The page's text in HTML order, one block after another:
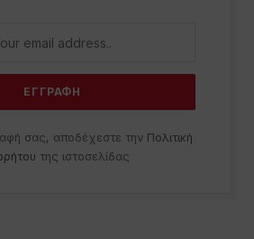
σας, αποδέχεστε την Πολιτική
της ιστοσελίδας